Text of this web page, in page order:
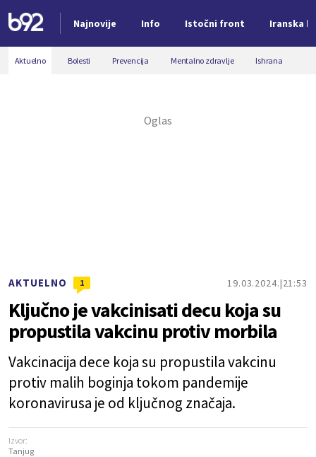
Najnovije Info Istočni front Iranska
Nova vest
Aktuelno Bolesti Prevencija Mentalno zdravlje Ishrana
AKTUELNO 1 19.03.2024. 21:53
Ključno je vakcinisati decu koja su
propustila vakcinu protiv morbila
Vakcinacija dece koja su propustila vakcinu
protiv malih boginja tokom pandemije
koronavirusa je od ključnog značaja.
Izvor:
Tanjug